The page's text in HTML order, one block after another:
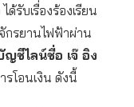
รับเรื่องร้องเรียน
รยานไฟฟ้าผ่าน
ญชีไลน์ชื่อ เจ๊ อิง
รโอนเงิน ดังนี้